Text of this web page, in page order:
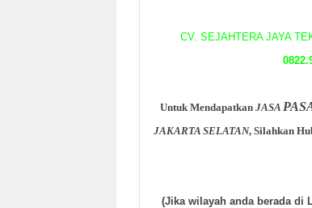
CV. SEJAHTERA JAYA
Untuk Mendapatkan JASA
JAKARTA SELATAN, Silahkan
(Jika wilayah anda berada di